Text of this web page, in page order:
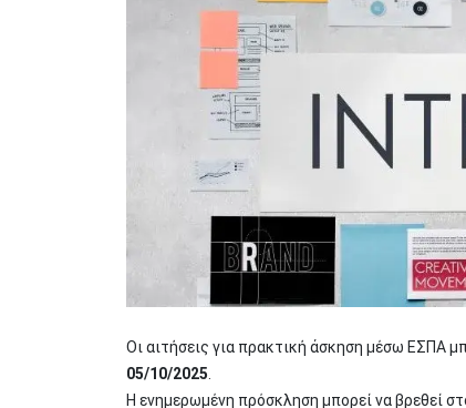
Οι αιτήσεις για πρακτική άσκηση μέσω ΕΣΠΑ
05/10/2025
Η ενημερωμένη πρόσκληση μπορεί να βρεθεί